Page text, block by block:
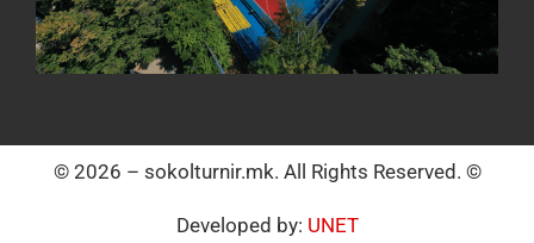
© 2026 – sokolturnir.mk. All Rights Reserved. ©
Developed by: UNET